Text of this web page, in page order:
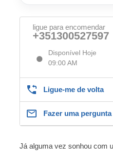
ligue para encomendar
+351300527597
Disponível Hoje
09:00 AM
Ligue-me de volta
Fazer uma pergunta
Já alguma vez sonhou com